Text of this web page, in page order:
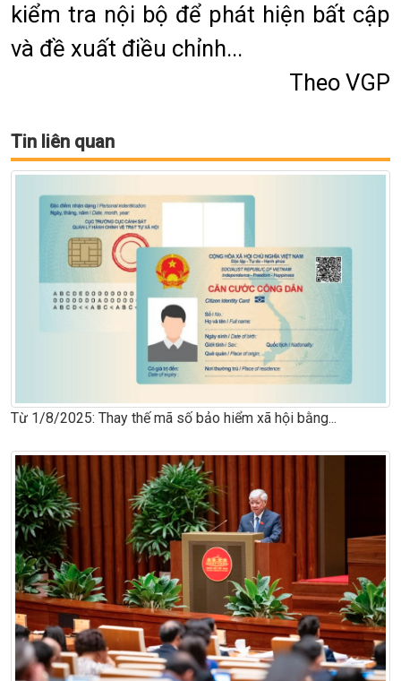
kiểm tra nội bộ để phát hiện bất cập
và đề xuất điều chỉnh...
Theo VGP
Tin liên quan
Từ 1/8/2025: Thay thế mã số bảo hiểm xã hội bằng...